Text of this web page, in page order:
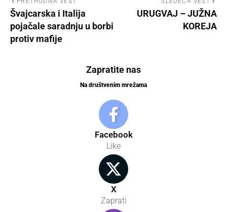
Švajcarska i Italija
pojačale saradnju u borbi
protiv mafije
URUGVAJ – JUŽNA
KOREJA
Zapratite nas
Na društvenim mrežama
Facebook
Like
X
Zaprati